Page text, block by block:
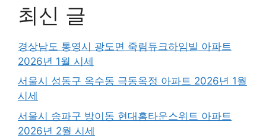
최신 글
경상남도 통영시 광도면 죽림듀크하임빌 아파트
2026년 1월 시세
서울시 성동구 옥수동 극동옥정 아파트 2026년 1월
시세
서울시 송파구 방이동 현대홈타운스위트 아파트
2026년 2월 시세